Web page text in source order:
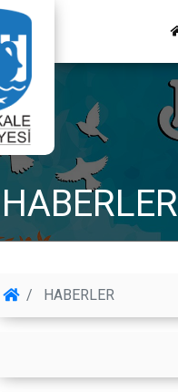
HABERLER
HABERLER